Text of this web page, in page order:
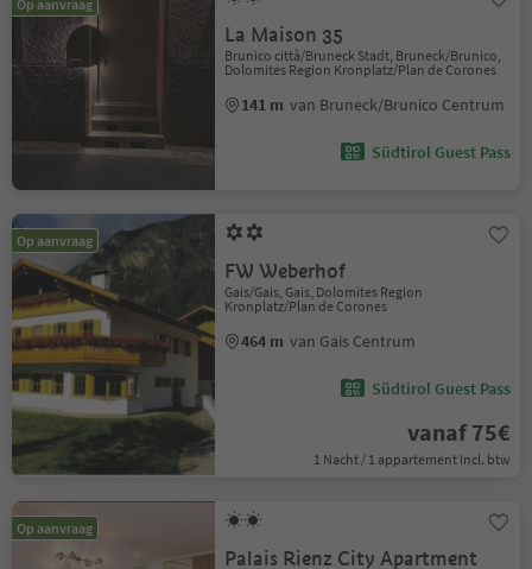
Op aanvraag
La Maison 35
Brunico città/Bruneck Stadt, Bruneck/Brunico,
Dolomites Region Kronplatz/Plan de Corones
141 m van Bruneck/Brunico Centrum
Südtirol Guest Pass
Op aanvraag
FW Weberhof
Gais/Gais, Gais, Dolomites Region
Kronplatz/Plan de Corones
464 m van Gais Centrum
Südtirol Guest Pass
vanaf 75€
1 Nacht / 1 appartement Incl. btw
Op aanvraag
Palais Rienz City Apartment